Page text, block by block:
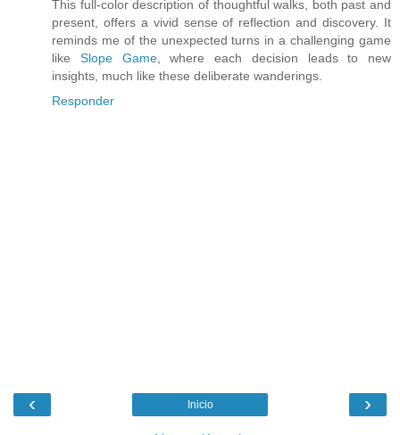
This full-color description of thoughtful walks, both past and
present, offers a vivid sense of reflection and discovery. It
reminds me of the unexpected turns in a challenging game
like Slope Game, where each decision leads to new
insights, much like these deliberate wanderings.
Responder
‹ ›
Inicio